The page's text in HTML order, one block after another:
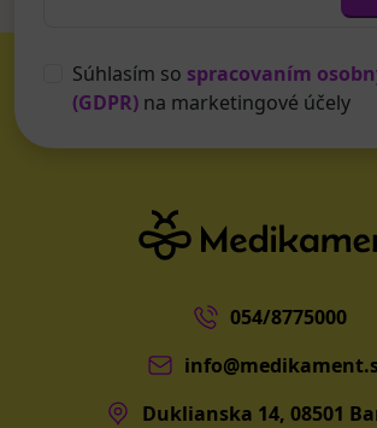
Súhlasím so spracovaním
(GDPR) na marketingové účely
054/8775000
Duklianska 14, 08501